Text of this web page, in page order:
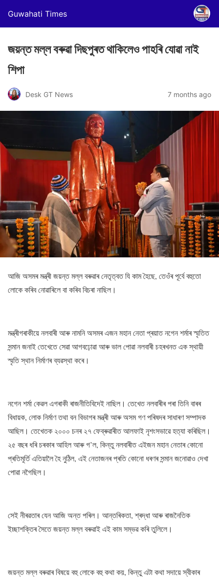
Guwahati Times
জয়ন্ত মল্ল বৰুৱা দিছপুৰত থাকিলেও পাহৰি যোৱা নাই
শিপা
Desk GT News 7 months ago
আজি অসমৰ মন্ত্ৰী জয়ন্ত মল্ল বৰুৱাৰ নেতৃত্বত যি কাম হৈছে, তেওঁৰ পূৰ্বে বহুতো
লোকে কৰিব নোৱাৰিলে বা কৰিব বিচৰা নাছিল।
মন্ত্ৰীগৰাকীয়ে নলবাৰী আৰু নামনি অসমৰ এজন মহান নেতা প্ৰয়াত নগেন শৰ্মাৰ স্মৃতিত
সন্মান জনাই তেখেতে সেৱা আগবঢ়োৱা আৰু ভাল পোৱা নলবাৰী চহৰখনত এক স্থায়ী
স্মৃতি স্থান নিৰ্মাণৰ ব্যৱস্থা কৰে।
নগেন শৰ্মা কেৱল এগৰাকী ৰাজনীতিবিদেই নাছিল। তেখেত নলবাৰীৰ পৰা তিনি বাৰৰ
বিধায়ক, লোক নিৰ্মাণ তথা বন বিভাগৰ মন্ত্ৰী আৰু অসম গণ পৰিষদৰ সাধাৰণ সম্পাদক
আছিল। তেখেতক ২০০০ চনৰ ২৭ ফেব্ৰুৱাৰীত আলফাই নৃশংসভাৱে হত্যা কৰিছিল।
২৫ বছৰ ধৰি চৰকাৰ আহিল আৰু গ’ল, কিন্তু নলবাৰীত এইজন মহান নেতাৰ কোনো
প্ৰতিমূৰ্তি এতিয়ালৈ হৈ নুঠিল, এই নেতাজনৰ প্ৰতি কোনো ধৰণৰ সন্মান জনোৱাও দেখা
পোৱা নগৈছিল।
সেই নীৰৱতাৰ যেন আজি অন্ত পৰিল। আন্তৰিকতা, শ্ৰদ্ধা আৰু ৰাজনৈতিক
ইচ্ছাশক্তিৰ সৈতে জয়ন্ত মল্ল বৰুৱাই এই কাম সম্ভৱ কৰি তুলিলে।
জয়ন্ত মল্ল বৰুৱাৰ বিষয়ে বহু লোকে বহু কথা কয়, কিন্তু এটা কথা সদায়ে স্বীকাৰ